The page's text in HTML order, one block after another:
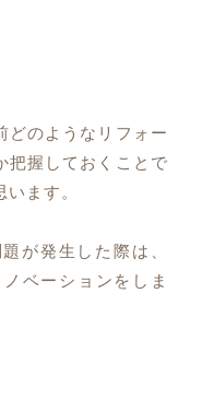
どのようなリフォー
把握しておくことで
ます。
が発生した際は、
ベーションをしま